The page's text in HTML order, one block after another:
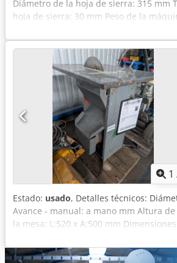
Diámetro de la hoja de sierra: 315 mm
hoja de sierra: 30 mm Peso de la
1
Estado: usado, Detalles técnicos:
Avance - manual: a mano mm Altura
la mesa: L:520 x A:500 mm
de coste como dispensador de piezas
UVV (normativa de prevención de